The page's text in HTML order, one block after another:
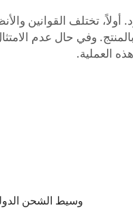
تختلف القوانين
وفي حال عدم
وسيط الشحن